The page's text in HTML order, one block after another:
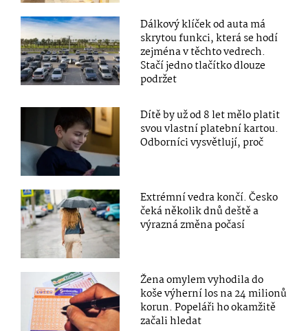
Dálkový klíček od auta má
skrytou funkci, která se hodí
zejména v těchto vedrech.
Stačí jedno tlačítko dlouze
podržet
Dítě by už od 8 let mělo platit
svou vlastní platební kartou.
Odborníci vysvětlují, proč
Extrémní vedra končí. Česko
čeká několik dnů deště a
výrazná změna počasí
Žena omylem vyhodila do
koše výherní los na 24 milionů
korun. Popeláři ho okamžitě
začali hledat